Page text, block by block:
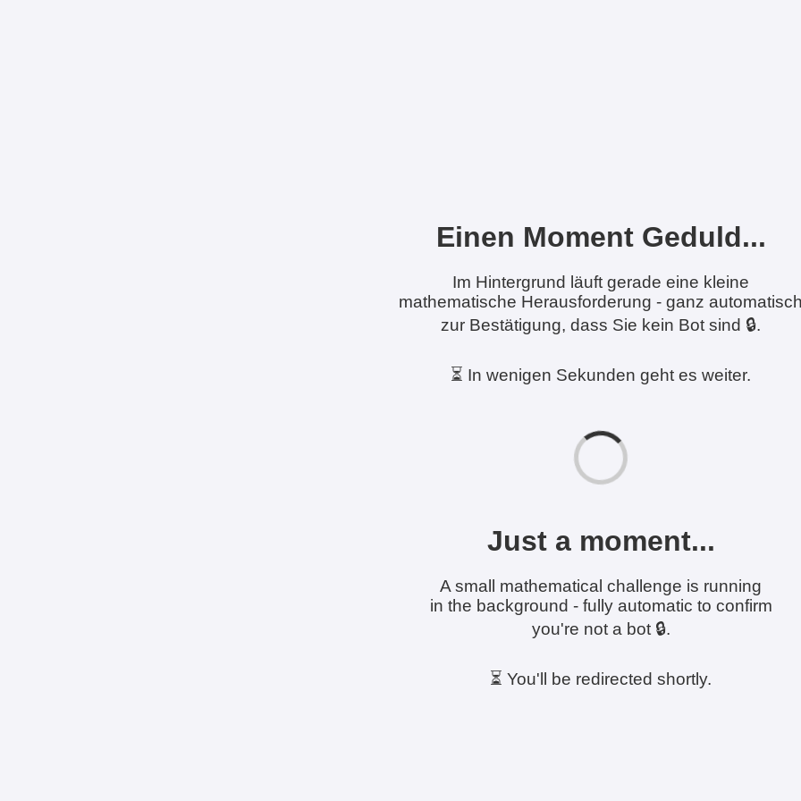
Einen Moment Geduld...
Im Hintergrund läuft gerade eine kleine
mathematische Herausforderung - ganz
zur Bestätigung, dass Sie kein Bot sind 🔒.
⏳ In wenigen Sekunden geht es weiter.
Just a moment...
A small mathematical challenge is running
in the background - fully automatic to confirm
you're not a bot 🔒.
⏳ You'll be redirected shortly.